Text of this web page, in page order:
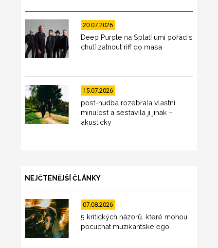
20.07.2026
Deep Purple na Splat! umí pořád s
chutí zatnout riff do masa
15.07.2026
post-hudba rozebrala vlastní
minulost a sestavila ji jinak –
akusticky
NEJČTENĚJŠÍ ČLÁNKY
07.08.2026
5 kritických názorů, které mohou
pocuchat muzikantské ego